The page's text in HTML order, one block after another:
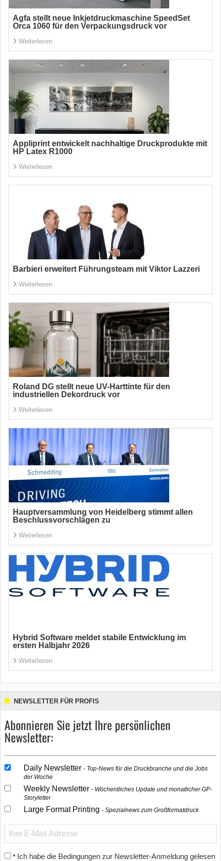
Agfa stellt neue Inkjetdruckmaschine SpeedSet
Orca 1060 für den Verpackungsdruck vor
Weiterlesen
Appliprint entwickelt nachhaltige Druckprodukte mit
HP Latex R1000
Weiterlesen
Barbieri erweitert Führungsteam mit Viktor Lazzeri
Weiterlesen
Roland DG stellt neue UV-Harttinte für den
industriellen Dekordruck vor
Weiterlesen
Hauptversammlung von Heidelberg stimmt allen
Beschlussvorschlägen zu
Weiterlesen
Hybrid Software meldet stabile Entwicklung im
ersten Halbjahr 2026
Weiterlesen
NEWSLETTER FÜR PROFIS
Abonnieren Sie jetzt Ihre persönlichen
Newsletter:
Daily Newsletter
Top-News für die Druckbranche und die Jobs
der Woche
Weekly Newsletter
Wöchentliches Update und monatlicher GP-
Storyletter
Large Format Printing Spezialnews zum Großformatdruck
* Ich habe die Bedingungen zur Newsletter-Anmeldung gelesen